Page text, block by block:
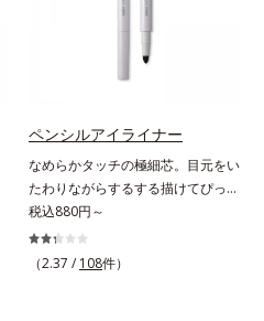
ー ファンデーション」は紫外線吸
収剤不使用のうえ、敏感肌対象パッ
チテスト済(*2)、ノンコメドジェニ
ックテスト済(*3)で、とことん肌の
に包まれた水分保持力の高い粉体や
肌をいたわる保湿成分をたっぷり配
合しました。肌にやさしいだけでな
く、毛穴や凸凹、赤みをカバーし
て、自然な陶器肌を叶えます。*1
乾燥など*2 すべての人に皮膚刺激
ペンシルアイライナー
なめらかタッチの極細芯。目元をい
たわりながらするする描けてぴった
り密着。するする描けてぴったり密
着。なめらかタッチの極細芯アイラ
イナーです。繊細な目のキワにも優
税込880円～
（2.37 / 108件）